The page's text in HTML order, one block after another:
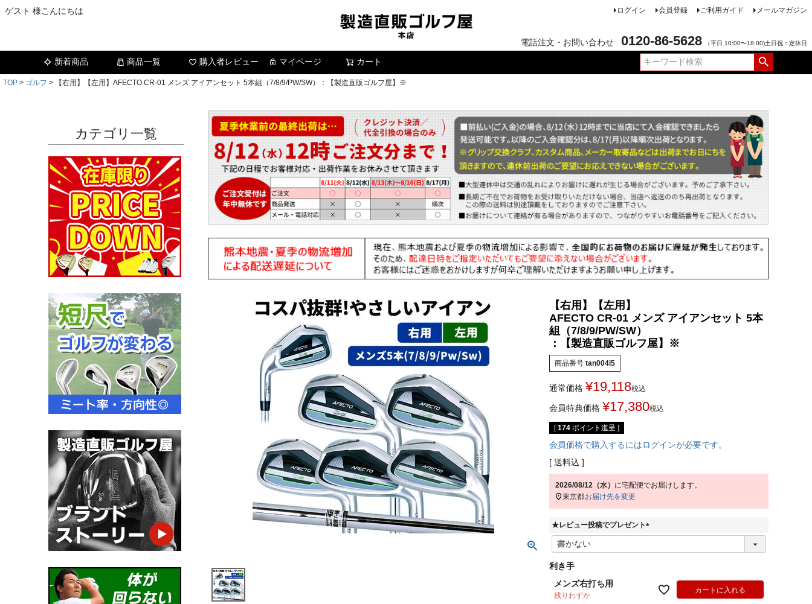
ゲスト 様こんにちは ログイン 会員登録 ご利用ガイド メールマガジン
電話注文・お問い合わせ 0120-86-5628 （平日 10:00〜18:00)土日祝：定休日
新着商品 商品一覧 購入者レビュー マイページ カート
TOP ゴルフ 【右用】【左用】AFECTO CR-01 メンズ アイアンセット 5本組（7/8/9/PW/SW）：【製造直販ゴルフ屋】※
カテゴリ一覧
【右用】【左用】
AFECTO CR-01 メンズ アイアンセット 5本
組（7/8/9/PW/SW）
：【製造直販ゴルフ屋】※
商品番号 tan004i5
通常価格 ¥19,118税込
会員特典価格 ¥17,380税込
[ 174 ポイント進呈 ]
会員価格で購入するにはログインが必要です。
送料込
2026/08/12（水） に宅配便でお届けします。
東京都お届け先を変更
★レビュー投稿でプレゼント
(
利き手
メンズ右打ち用
残りわずか
カートに入れる